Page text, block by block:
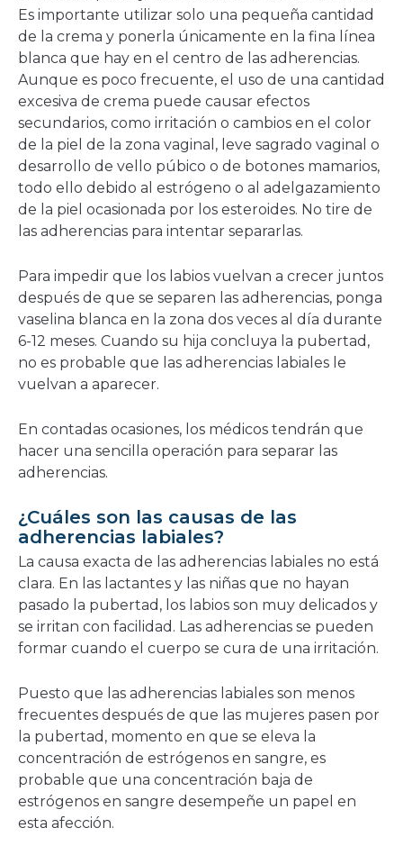
Es importante utilizar solo una pequeña cantidad
de la crema y ponerla únicamente en la fina línea
blanca que hay en el centro de las adherencias.
Aunque es poco frecuente, el uso de una cantidad
excesiva de crema puede causar efectos
secundarios, como irritación o cambios en el color
de la piel de la zona vaginal, leve sagrado vaginal o
desarrollo de vello púbico o de botones mamarios,
todo ello debido al estrógeno o al adelgazamiento
de la piel ocasionada por los esteroides. No tire de
las adherencias para intentar separarlas.
Para impedir que los labios vuelvan a crecer juntos
después de que se separen las adherencias, ponga
vaselina blanca en la zona dos veces al día durante
6-12 meses. Cuando su hija concluya la pubertad,
no es probable que las adherencias labiales le
vuelvan a aparecer.
En contadas ocasiones, los médicos tendrán que
hacer una sencilla operación para separar las
adherencias.
¿Cuáles son las causas de las
adherencias labiales?
La causa exacta de las adherencias labiales no está
clara. En las lactantes y las niñas que no hayan
pasado la pubertad, los labios son muy delicados y
se irritan con facilidad. Las adherencias se pueden
formar cuando el cuerpo se cura de una irritación.
Puesto que las adherencias labiales son menos
frecuentes después de que las mujeres pasen por
la pubertad, momento en que se eleva la
concentración de estrógenos en sangre, es
probable que una concentración baja de
estrógenos en sangre desempeñe un papel en
esta afección.